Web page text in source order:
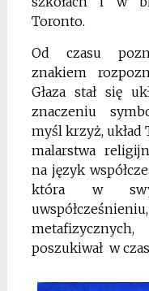
Od czasu
znakiem
Głaza stał się
znaczeniu
myśl krzyż, układ
malarstwa
na język
która w
poszukiwał w